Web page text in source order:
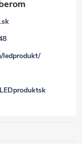
ledprodukt/